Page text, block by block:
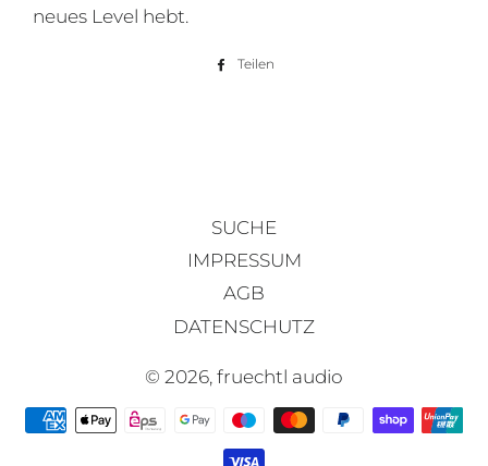
neues Level hebt.
Teilen
SUCHE
IMPRESSUM
AGB
DATENSCHUTZ
© 2026, fruechtl audio
Zahlungsmethoden